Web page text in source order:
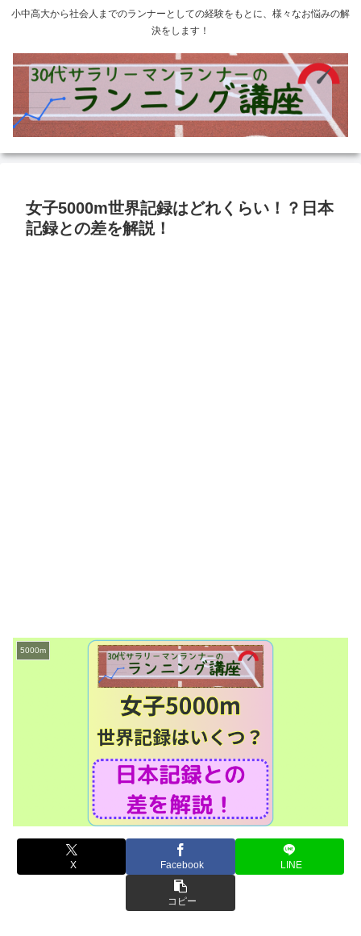
小中高大から社会人までのランナーとしての経験をもとに、様々なお悩みの解
決をします！
女子5000m世界記録はどれくらい！？日本
記録との差を解説！
5000m
X Facebook LINE
コピー